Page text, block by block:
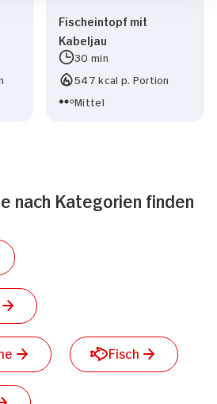
Fischeintopf mit
Kabeljau
30 min
547 kcal p. Portion
Mittel
nach Kategorien finden
Fisch